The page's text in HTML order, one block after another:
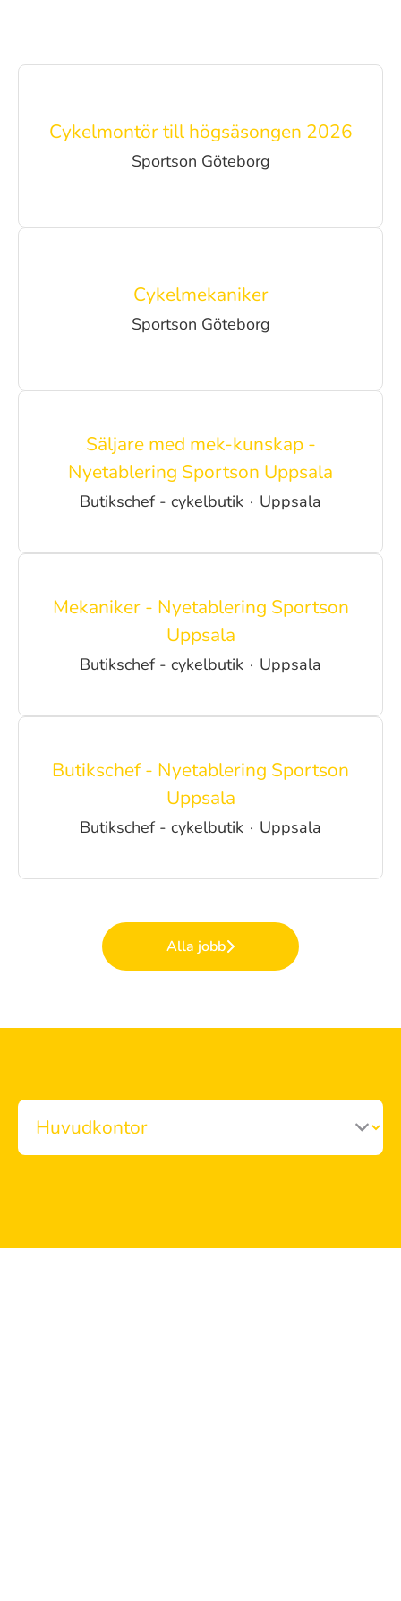
Cykelmontör till högsäsongen 2026
Sportson Göteborg
Cykelmekaniker
Sportson Göteborg
Säljare med mek-kunskap -
Nyetablering Sportson Uppsala
Butikschef - cykelbutik · Uppsala
Mekaniker - Nyetablering Sportson
Uppsala
Butikschef - cykelbutik · Uppsala
Butikschef - Nyetablering Sportson
Uppsala
Butikschef - cykelbutik · Uppsala
Alla jobb